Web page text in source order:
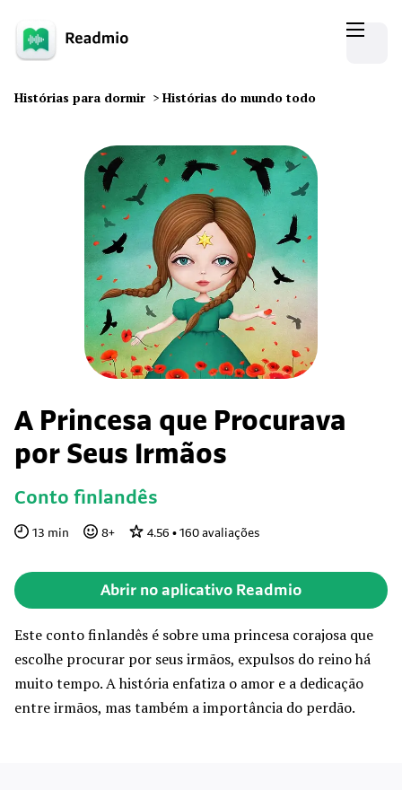
Histórias para dormir > Histórias do mundo todo
A Princesa que Procurava
por Seus Irmãos
Conto finlandês
13 min 8+ 4.56 • 160 avaliações
Abrir no aplicativo Readmio
Este conto finlandês é sobre uma princesa corajosa que
escolhe procurar por seus irmãos, expulsos do reino há
muito tempo. A história enfatiza o amor e a dedicação
entre irmãos, mas também a importância do perdão.